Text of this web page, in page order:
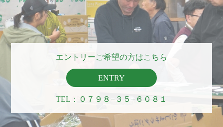
エントリーご希望の方はこちら
ENTRY
TEL：０７９８−３５−６０８１